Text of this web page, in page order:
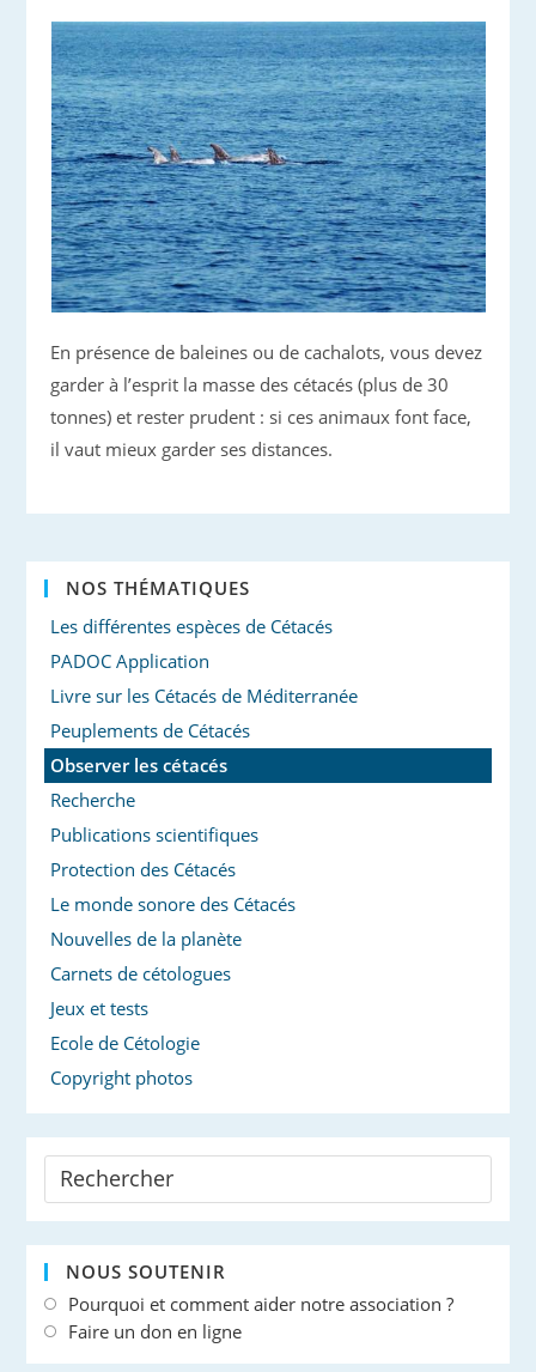
En présence de baleines ou de cachalots, vous devez
garder à l’esprit la masse des cétacés (plus de 30
tonnes) et rester prudent : si ces animaux font face,
il vaut mieux garder ses distances.
NOS THÉMATIQUES
Les différentes espèces de Cétacés
PADOC Application
Livre sur les Cétacés de Méditerranée
Peuplements de Cétacés
Observer les cétacés
Recherche
Publications scientifiques
Protection des Cétacés
Le monde sonore des Cétacés
Nouvelles de la planète
Carnets de cétologues
Jeux et tests
Ecole de Cétologie
Copyright photos
NOUS SOUTENIR
Pourquoi et comment aider notre association ?
Faire un don en ligne